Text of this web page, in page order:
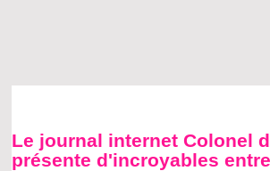
Le journal internet Colonel
présente d'incroyables